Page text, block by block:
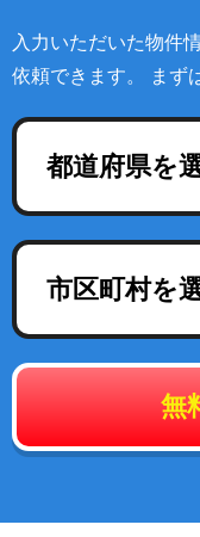
入力いただいた物件
依頼できます。 まず
都道府県を
市区町村を
無